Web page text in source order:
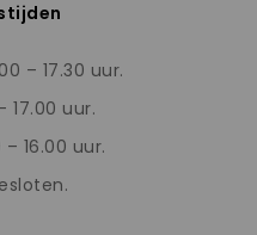
– 17.30 uur.
17.00 uur.
16.00 uur.